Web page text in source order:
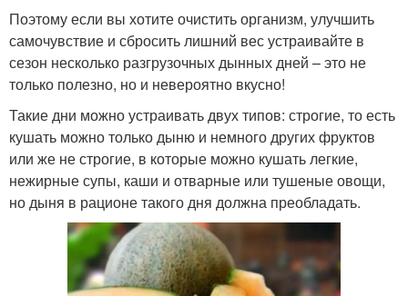
Поэтому если вы хотите очистить организм, улучшить
самочувствие и сбросить лишний вес устраивайте в
сезон несколько разгрузочных дынных дней – это не
только полезно, но и невероятно вкусно!
Такие дни можно устраивать двух типов: строгие, то есть
кушать можно только дыню и немного других фруктов
или же не строгие, в которые можно кушать легкие,
нежирные супы, каши и отварные или тушеные овощи,
но дыня в рационе такого дня должна преобладать.